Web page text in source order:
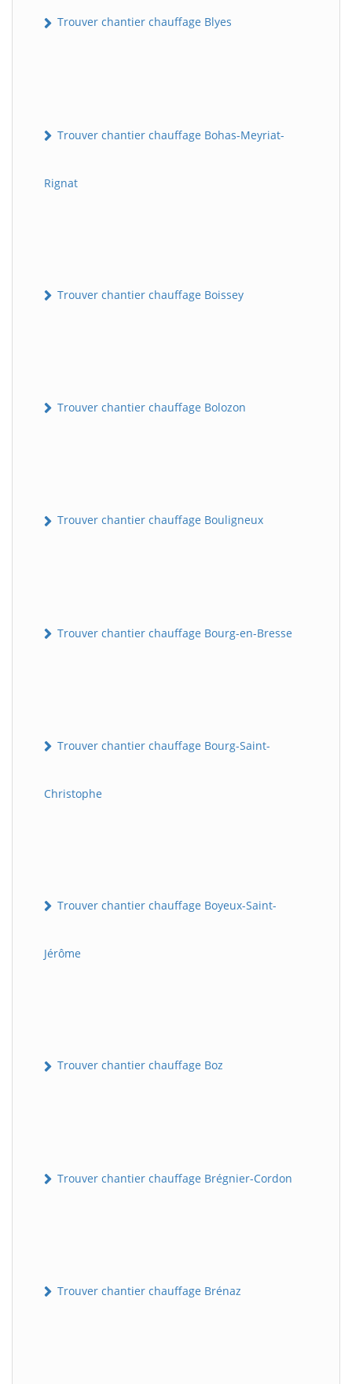
Trouver chantier chauffage Blyes
Trouver chantier chauffage Bohas-Meyriat-
Rignat
Trouver chantier chauffage Boissey
Trouver chantier chauffage Bolozon
Trouver chantier chauffage Bouligneux
Trouver chantier chauffage Bourg-en-Bresse
Trouver chantier chauffage Bourg-Saint-
Christophe
Trouver chantier chauffage Boyeux-Saint-
Jérôme
Trouver chantier chauffage Boz
Trouver chantier chauffage Brégnier-Cordon
Trouver chantier chauffage Brénaz